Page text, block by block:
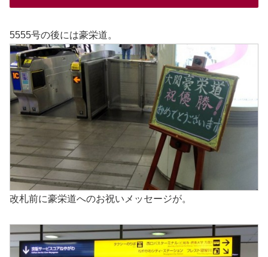
5555号の後には豪栄道。
改札前に豪栄道へのお祝いメッセージが。